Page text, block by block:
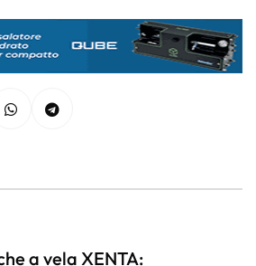
a vela XENTA: